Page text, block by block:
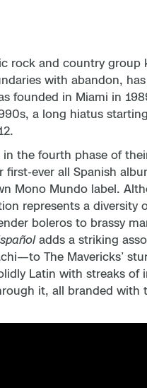
rock and country group
with abandon,
founded in Miami in
a long hiatus
in the fourth phase of
first-ever all Spanish
Mono Mundo label.
represents a diversity
boleros to brassy
adds a striking
The Mavericks’
Latin with streaks of
it, all branded with